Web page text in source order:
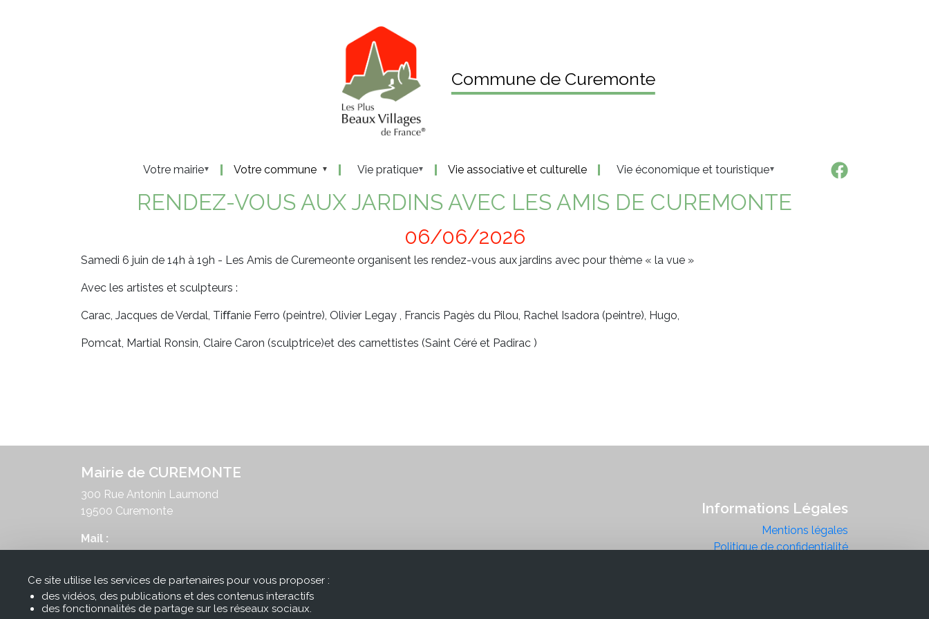
Commune de Curemonte
Votre mairie Votre commune Vie pratique Vie associative et culturelle Vie économique et touristique
RENDEZ-VOUS AUX JARDINS AVEC LES AMIS DE CUREMONTE
06/06/2026
Samedi 6 juin de 14h à 19h - Les Amis de Curemeonte organisent les rendez-vous aux jardins avec pour thème « la vue »
Avec les artistes et sculpteurs :
Carac, Jacques de Verdal, Tiﬀanie Ferro (peintre), Olivier Legay , Francis Pagès du Pilou, Rachel Isadora (peintre), Hugo,
Pomcat, Martial Ronsin, Claire Caron (sculptrice)et des carnettistes (Saint Céré et Padirac )
Mairie de CUREMONTE
300 Rue Antonin Laumond
19500 Curemonte
Mail :
Informations Légales
Mentions légales
Politique de confidentialité
Ce site utilise les services de partenaires pour vous proposer :
des vidéos, des publications et des contenus interactifs
des fonctionnalités de partage sur les réseaux sociaux.